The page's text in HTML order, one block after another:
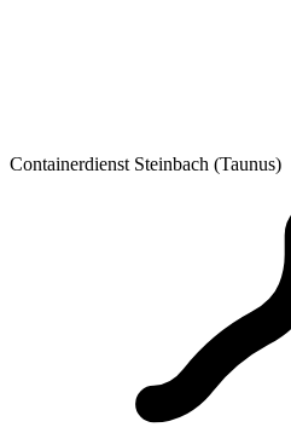
Containerdienst Steinbach (Taunus)